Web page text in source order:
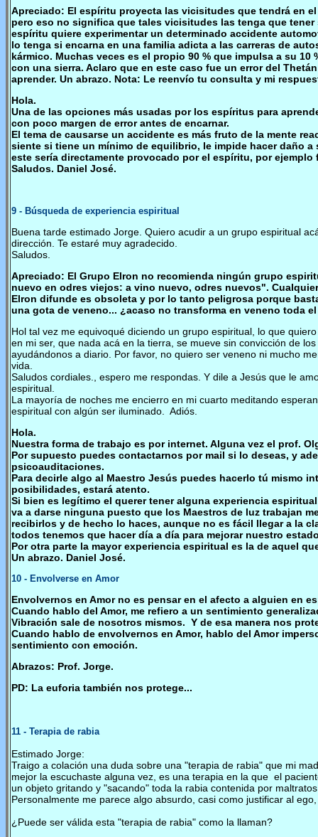
Apreciado: El espíritu proyecta las vicisitudes que tendrá en
pero eso no significa que tales vicisitudes las tenga que
espíritu quiere experimentar un determinado accidente
lo tenga si encarna en una familia adicta a las carreras de
kármico. Muchas veces es el propio 90 % que impulsa a su
con una sierra. Aclaro que en este caso fue un error del
aprender. Un abrazo. Nota: Le reenvío tu consulta y mi
Hola.
Una de las opciones más usadas por los espíritus para
con poco margen de error antes de encarnar.
El tema de causarse un accidente es más fruto de la mente
siente si tiene un mínimo de equilibrio, le impide hacer daño
este sería directamente provocado por el espíritu, por
Saludos. Daniel José.
9 - Búsqueda de experiencia espiritual
Buena tarde estimado Jorge. Quiero acudir a un grupo espiritual
dirección. Te estaré muy agradecido.
Saludos.
Apreciado: El Grupo Elron no recomienda ningún grupo
nuevo en odres viejos: a vino nuevo, odres nuevos".
Elron difunde es obsoleta y por lo tanto peligrosa porque
una gota de veneno... ¿acaso no transforma en veneno toda
Hol tal vez me equivoqué diciendo un grupo espiritual, lo que
en mi ser, que nada acá en la tierra, se mueve sin convicción de
ayudándonos a diario. Por favor, no quiero ser veneno ni mucho
vida.
Saludos cordiales., espero me respondas. Y dile a Jesús que le
espiritual.
La mayoría de noches me encierro en mi cuarto meditando
espiritual con algún ser iluminado. Adiós.
Hola.
Nuestra forma de trabajo es por internet. Alguna vez el prof.
Por supuesto puedes contactarnos por mail si lo deseas, y
psicoauditaciones.
Para decirle algo al Maestro Jesús puedes hacerlo tú mismo
posibilidades, estará atento.
Si bien es legítimo el querer tener alguna experiencia
va a darse ninguna puesto que los Maestros de luz trabajan
recibirlos y de hecho lo haces, aunque no es fácil llegar a la
todos tenemos que hacer día a día para mejorar nuestro
Por otra parte la mayor experiencia espiritual es la de aquel
Un abrazo. Daniel José.
10 - Envolverse en Amor
Envolvernos en Amor no es pensar en el afecto a alguien en
Cuando hablo del Amor, me refiero a un sentimiento
Vibración sale de nosotros mismos. Y de esa manera nos
Cuando hablo de envolvernos en Amor, hablo del Amor
sentimiento con emoción.
Abrazos: Prof. Jorge.
PD: La euforia también nos protege...
11 - Terapia de rabia
Estimado Jorge:
Traigo a colación una duda sobre una "terapia de rabia" que mi
mejor la escuchaste alguna vez, es una terapia en la que el
un objeto gritando y "sacando" toda la rabia contenida por
Personalmente me parece algo absurdo, casi como justificar al
¿Puede ser válida esta "terapia de rabia" como la llaman?